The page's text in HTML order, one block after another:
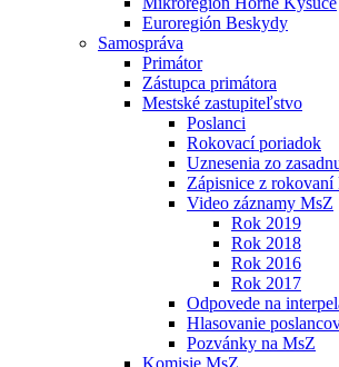
Euroregión Beskydy
Samospráva
Primátor
Zástupca primátora
Mestské zastupiteľstvo
Poslanci
Rokovací poriadok
Uznesenia zo
Zápisnice z rokovaní
Video záznamy MsZ
Rok 2019
Rok 2018
Rok 2016
Rok 2017
Odpovede na
Hlasovanie
Pozvánky na MsZ
Komisie MsZ